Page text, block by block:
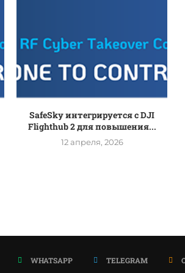
SafeSky интегрируется с DJI
Flighthub 2 для повышения...
12 апреля, 2026
WHATSAPP TELEGRAM